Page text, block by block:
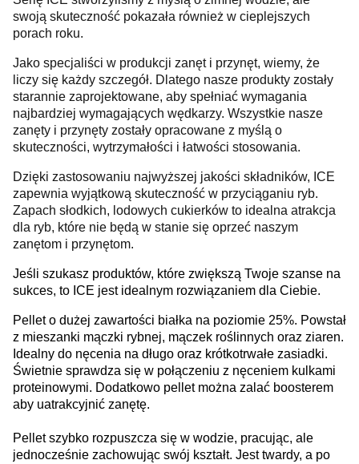
swoją skuteczność pokazała również w cieplejszych
porach roku.
Jako specjaliści w produkcji zanęt i przynęt, wiemy, że
liczy się każdy szczegół. Dlatego nasze produkty zostały
starannie zaprojektowane, aby spełniać wymagania
najbardziej wymagających wędkarzy. Wszystkie nasze
zanęty i przynęty zostały opracowane z myślą o
skuteczności, wytrzymałości i łatwości stosowania.
Dzięki zastosowaniu najwyższej jakości składników, ICE
zapewnia wyjątkową skuteczność w przyciąganiu ryb.
Zapach słodkich, lodowych cukierków to idealna atrakcja
dla ryb, które nie będą w stanie się oprzeć naszym
zanętom i przynętom.
Jeśli szukasz produktów, które zwiększą Twoje szanse na
sukces, to ICE jest idealnym rozwiązaniem dla Ciebie.
Pellet o dużej zawartości białka na poziomie 25%. Powstał
z mieszanki mączki rybnej, mączek roślinnych oraz ziaren.
Idealny do nęcenia na długo oraz krótkotrwałe zasiadki.
Świetnie sprawdza się w połączeniu z nęceniem kulkami
proteinowymi. Dodatkowo pellet można zalać boosterem
aby uatrakcyjnić zanętę.
Pellet szybko rozpuszcza się w wodzie, pracując, ale
jednocześnie zachowując swój kształt. Jest twardy, a po